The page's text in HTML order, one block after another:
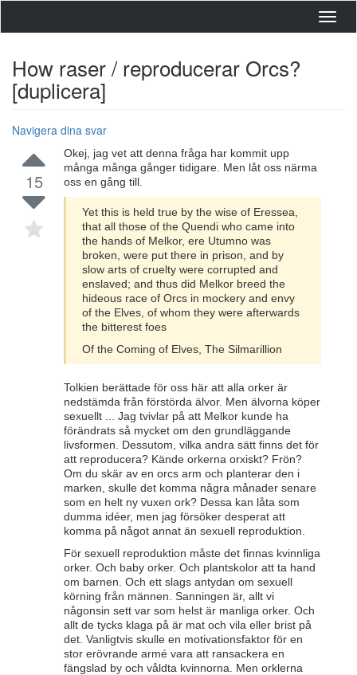
How raser / reproducerar Orcs?
[duplicera]
Navigera dina svar
15
Okej, jag vet att denna fråga har kommit upp
många många gånger tidigare. Men låt oss närma
oss en gång till.
Yet this is held true by the wise of Eressea,
that all those of the Quendi who came into
the hands of Melkor, ere Utumno was
broken, were put there in prison, and by
slow arts of cruelty were corrupted and
enslaved; and thus did Melkor breed the
hideous race of Orcs in mockery and envy
of the Elves, of whom they were afterwards
the bitterest foes
Of the Coming of Elves, The Silmarillion
Tolkien berättade för oss här att alla orker är
nedstämda från förstörda älvor. Men älvorna köper
sexuellt ... Jag tvivlar på att Melkor kunde ha
förändrats så mycket om den grundläggande
livsformen. Dessutom, vilka andra sätt finns det för
att reproducera? Kände orkerna orxiskt? Frön?
Om du skär av en orcs arm och planterar den i
marken, skulle det komma några månader senare
som en helt ny vuxen ork? Dessa kan låta som
dumma idéer, men jag försöker desperat att
komma på något annat än sexuell reproduktion.
För sexuell reproduktion måste det finnas kvinnliga
orker. Och baby orker. Och plantskolor att ta hand
om barnen. Och ett slags antydan om sexuell
körning från männen. Sanningen är, allt vi
någonsin sett var som helst är manliga orker. Och
allt de tycks klaga på är mat och vila eller brist på
det. Vanligtvis skulle en motivationsfaktor för en
stor erövrande armé vara att ransackera en
fängslad by och våldta kvinnorna. Men orklerna